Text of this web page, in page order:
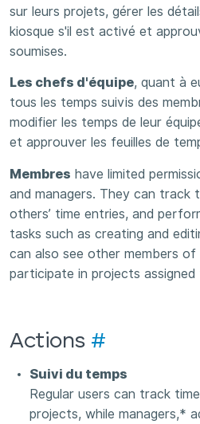
sur leurs projets, gérer les
kiosque s'il est activé et
soumises.
Les chefs d'équipe, quant à
tous les temps suivis des
modifier les temps de leur
et approuver les feuilles de
Membres have limited
and managers. They can track
others’ time entries, and
tasks such as creating and
can also see other members
participate in projects assigned
Actions #
Suivi du temps
Regular users can track
projects, while managers,*